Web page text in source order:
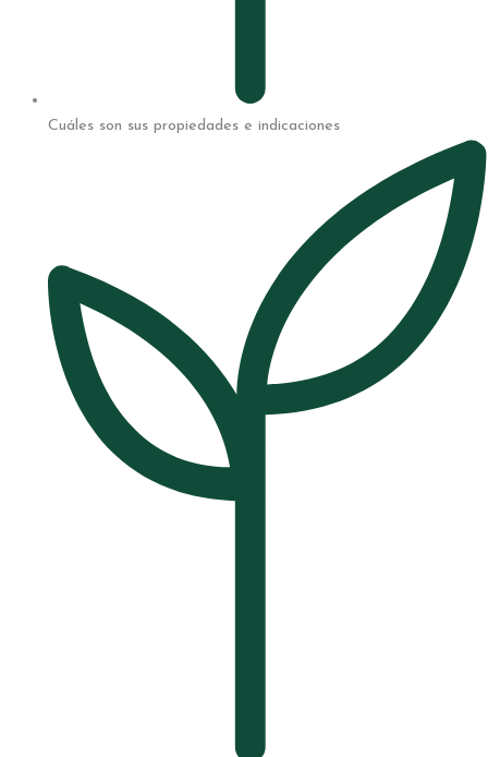
Cuáles son sus propiedades e indicaciones